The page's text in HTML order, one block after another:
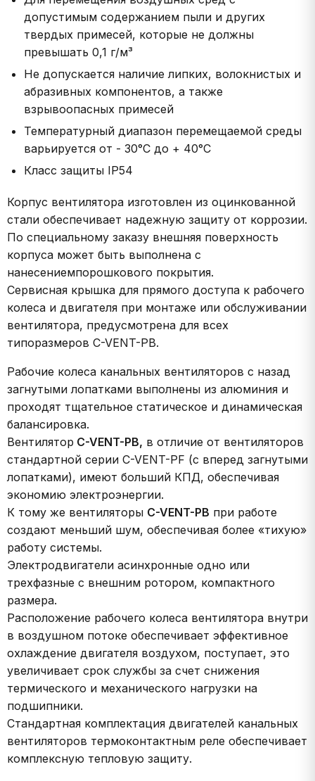
допустимым содержанием пыли и других
твердых примесей, которые не должны
превышать 0,1 г/м³
Не допускается наличие липких, волокнистых и
абразивных компонентов, а также
взрывоопасных примесей
Температурный диапазон перемещаемой среды
варьируется от - 30°С до + 40°С
Класс защиты IP54
Корпус вентилятора изготовлен из оцинкованной
стали обеспечивает надежную защиту от коррозии.
По специальному заказу внешняя поверхность
корпуса может быть выполнена с
нанесениемпорошкового покрытия.
Сервисная крышка для прямого доступа к рабочего
колеса и двигателя при монтаже или обслуживании
вентилятора, предусмотрена для всех
типоразмеров C-VENT-PB.
Рабочие колеса канальных вентиляторов с назад
загнутыми лопатками выполнены из алюминия и
проходят тщательное статическое и динамическая
балансировка.
Вентилятор C-VENT-PB, в отличие от вентиляторов
стандартной серии C-VENT-PF (с вперед загнутыми
лопатками), имеют больший КПД, обеспечивая
экономию электроэнергии.
К тому же вентиляторы C-VENT-PB при работе
создают меньший шум, обеспечивая более «тихую»
работу системы.
Электродвигатели асинхронные одно или
трехфазные с внешним ротором, компактного
размера.
Расположение рабочего колеса вентилятора внутри
в воздушном потоке обеспечивает эффективное
охлаждение двигателя воздухом, поступает, это
увеличивает срок службы за счет снижения
термического и механического нагрузки на
подшипники.
Стандартная комплектация двигателей канальных
вентиляторов термоконтактным реле обеспечивает
комплексную тепловую защиту.